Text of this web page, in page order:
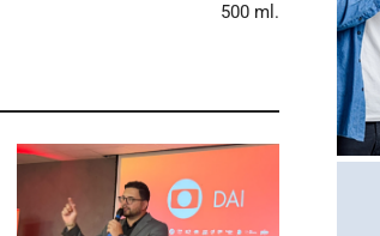
500 ml.